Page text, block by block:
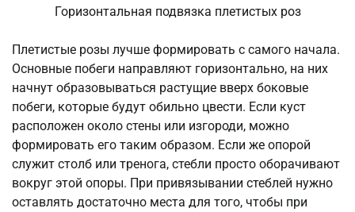
Горизонтальная подвязка плетистых роз
Плетистые розы лучше формировать с самого начала.
Основные побеги направляют горизонтально, на них
начнут образовываться растущие вверх боковые
побеги, которые будут обильно цвести. Если куст
расположен около стены или изгороди, можно
формировать его таким образом. Если же опорой
служит столб или тренога, стебли просто оборачивают
вокруг этой опоры. При привязывании стеблей нужно
оставлять достаточно места для того, чтобы при